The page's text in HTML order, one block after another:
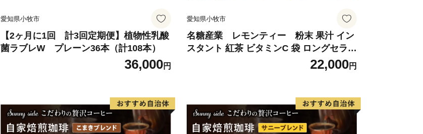
が、冬からは海藻が生い茂り、温帯的景観と熱帯的景観が混じる珍
しい景観を見せます。このような環境は世界的に見てもたいへん珍
しいものです。
★ABCテレビのニュース情報番組「news おかえり」で、「 紅葉
愛知県小牧市
【2ヶ月に1回 計3回定期便】植物性乳酸
菌ラブレW プレーン36本（計108本）
36,000円
愛知県小牧市
名糖産業 レモンティー 粉末 果汁 イン
スタント 紅茶 ビタミンC 袋 ロングセラー
粉末飲料 粉末茶 簡単 手軽 ホット アイス
22,000円